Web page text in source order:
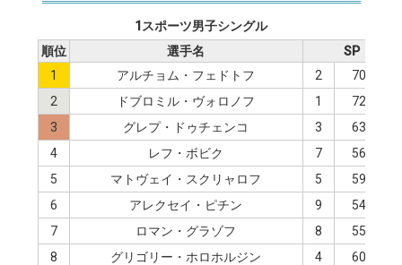
1スポーツ男子シングル
順位
選手名
SP
1
アルチョム・フェドトフ 2
70.26
2
ドブロミル・ヴォロノフ 1
72.02
3
グレプ・ドゥチェンコ 3
63.43
4
レフ・ボビク 7
56.90
5
マトヴェイ・スクリャロフ 5
59.87
6
アレクセイ・ピチン 9
54.52
7
ロマン・グラゾフ 8
55.20
8
グリゴリー・ホロホルジン 4
60.09